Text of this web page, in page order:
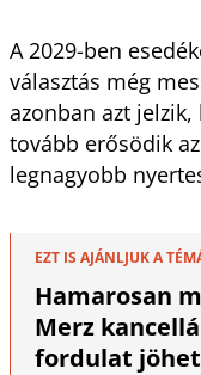
A 2029-ben
választás még
azonban azt
tovább erősödik
legnagyobb
EZT IS AJÁNLJUK A
Hamarosan
Merz
fordulat